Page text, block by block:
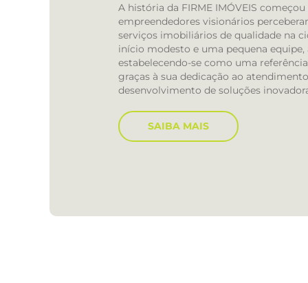
A história da FIRME IMÓVEIS
empreendedores visionários
serviços imobiliários de qualidade na
início modesto e uma pequena equipe,
estabelecendo-se como uma
graças à sua dedicação ao
desenvolvimento de soluções
SAIBA MAIS